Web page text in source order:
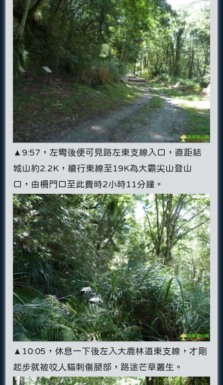
▲9:57，左彎後便可見路左東支線入口，直距結
城山約2.2K，續行東線至19K為大霸尖山登山
口，由柵門口至此費時2小時11分鐘。
▲10:05，休息一下後左入大鹿林道東支線，才剛
起步就被咬人貓刺傷腿部，路途芒草叢生。